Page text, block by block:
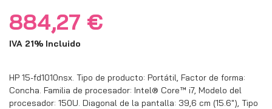
884,27 €
IVA 21% Incluido
HP 15-fd1010nsx. Tipo de producto: Portátil, Factor de forma:
Concha. Familia de procesador: Intel® Core™ i7, Modelo del
procesador: 150U. Diagonal de la pantalla: 39,6 cm (15.6″), Tipo